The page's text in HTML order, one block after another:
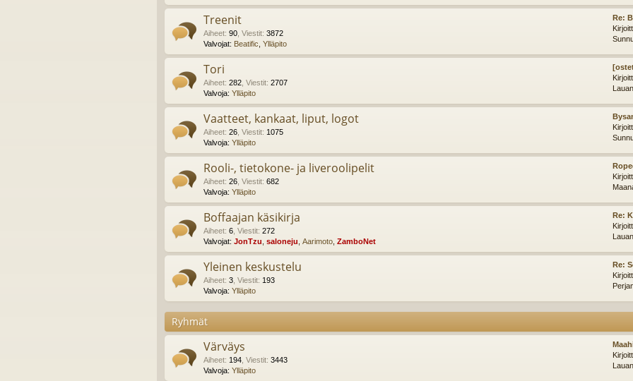
Treenit
Aiheet: 90 Viestit: 3872
Valvojat: Beatific Ylläpito
Re:
Tori
Aiheet: 282 Viestit: 2707
Valvoja: Ylläpito
Vaatteet, kankaat, liput, logot
Aiheet: 26 Viestit: 1075
Valvoja: Ylläpito
Rooli-, tietokone- ja liveroolipelit
Aiheet: 26 Viestit: 682
Valvoja: Ylläpito
Boffaajan käsikirja
Aiheet: 6 Viestit: 272
Valvojat: JonTzu saloneju Aarimoto ZamboNet
Re:
Yleinen keskustelu
Aiheet: 3 Viestit: 193
Valvoja: Ylläpito
Re:
Ryhmät
Värväys
Aiheet: 194 Viestit: 3443
Valvoja: Ylläpito